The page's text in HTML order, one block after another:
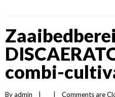
combi-
By admin Comments are